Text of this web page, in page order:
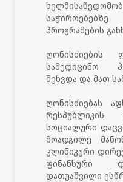
პროგრამების
ღონისძიების
სამედიცინო
შეხვდა და მათ
ღონისძიებას
რესპუბლიკის
სოციალური
მოადგილე
კლინიკური
ფინანსური
დათუაშვილი